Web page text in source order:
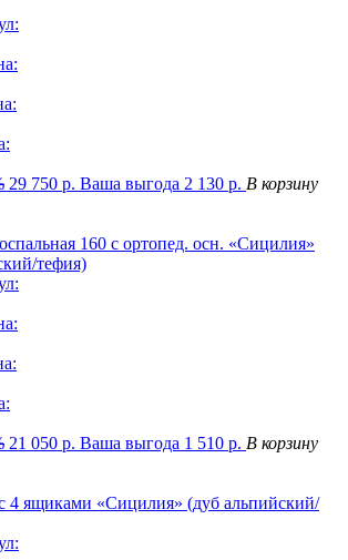
29 750 р. Ваша выгода 2 130 р. В корзину
160 с ортопед. осн. «Сицилия»
тефия)
21 050 р. Ваша выгода 1 510 р. В корзину
4 ящиками «Сицилия» (дуб альпийский/